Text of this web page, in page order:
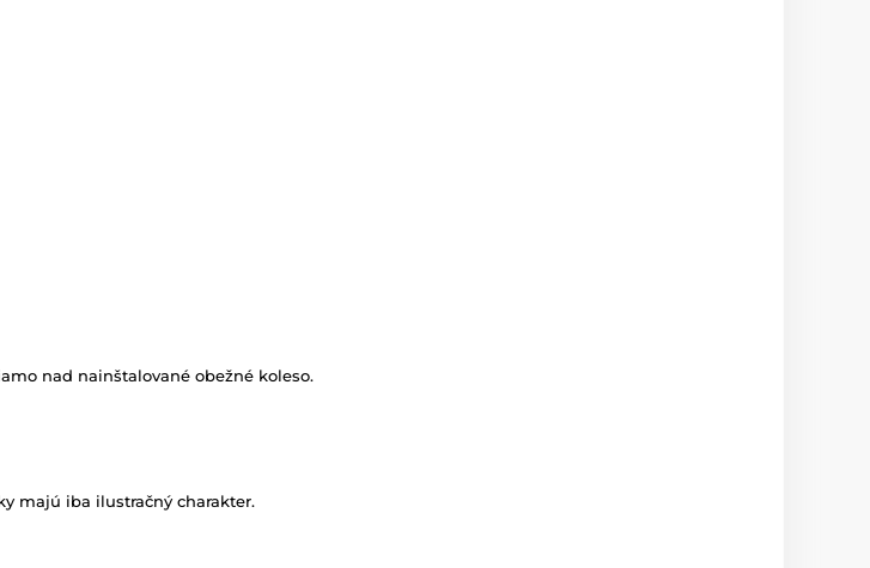
nad nainštalované obežné koleso.
majú iba ilustračný charakter.